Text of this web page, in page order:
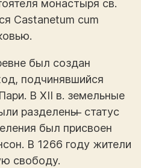
монастыря св.
Castanetum cum
был создан
подчинявшийся
В XII в. земельные
разделены ̶ статус
был присвоен
В 1266 году жители
свободу.